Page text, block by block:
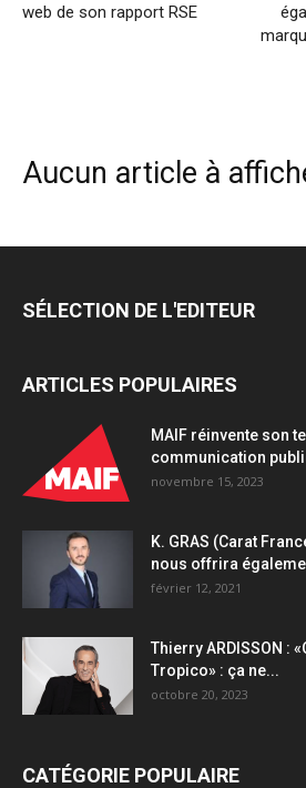
web de son rapport RSE
Aucun article à
SÉLECTION DE L'EDITEUR
ARTICLES POPULAIRES
MAIF réinvente son
communication
novembre 15, 2023
K. GRAS (Carat
nous offrira
février 12, 2021
Thierry ARDISSON :
Tropico» : ça ne...
octobre 20, 2023
CATÉGORIE POPULAIRE